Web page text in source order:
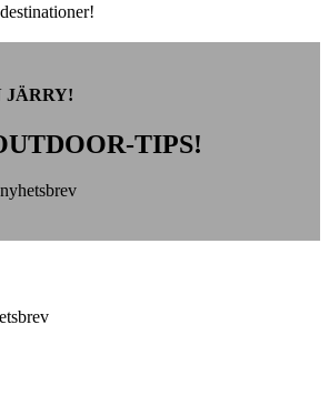
JÄRRY!
TIPS!